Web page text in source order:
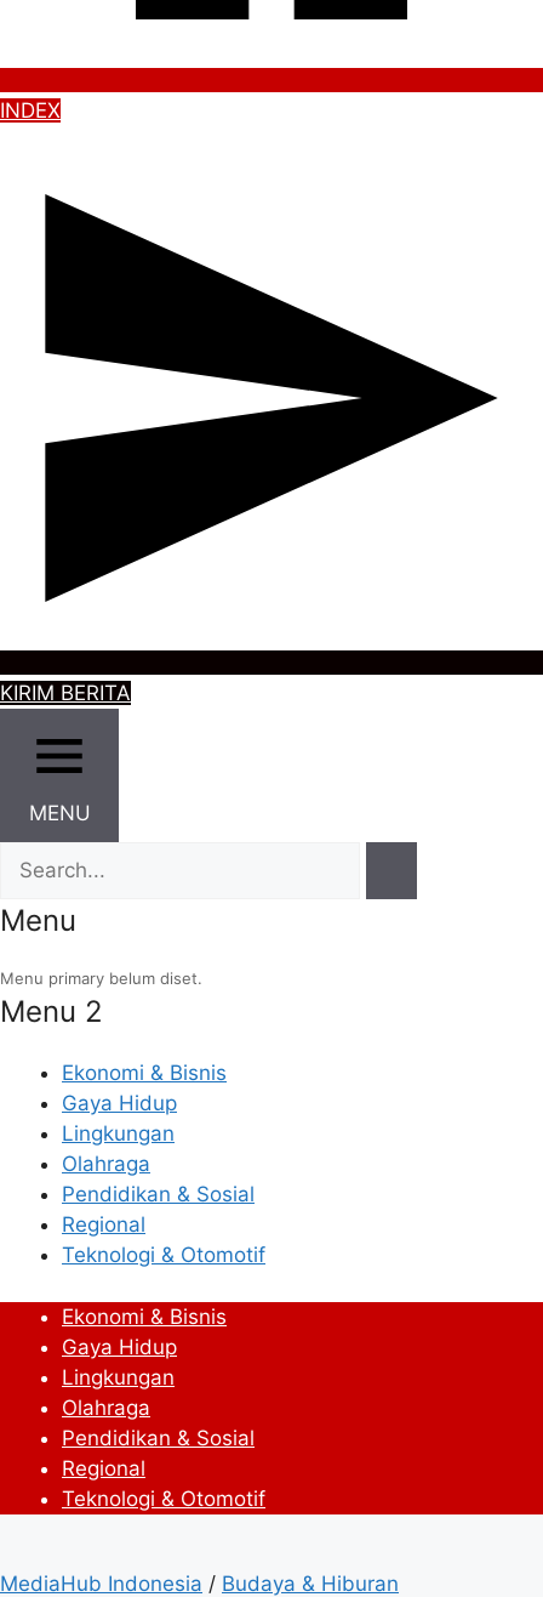
INDEX
KIRIM BERITA
MENU
Menu
Menu primary belum diset.
Menu 2
Ekonomi & Bisnis
Gaya Hidup
Lingkungan
Olahraga
Pendidikan & Sosial
Regional
Teknologi & Otomotif
Ekonomi & Bisnis
Gaya Hidup
Lingkungan
Olahraga
Pendidikan & Sosial
Regional
Teknologi & Otomotif
MediaHub Indonesia / Budaya & Hiburan